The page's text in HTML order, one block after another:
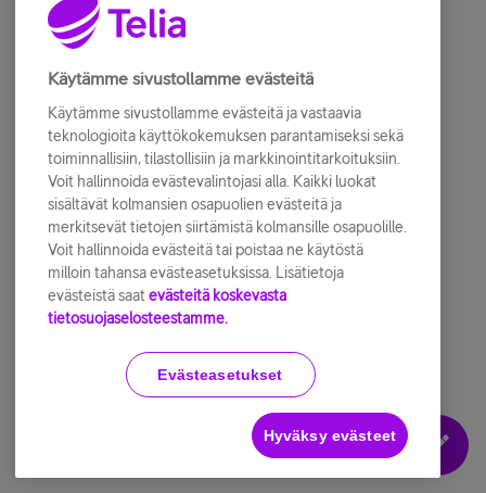
3. Kirjoita käyttäjätunnus ja salasana (salasana ei
piiloutunut ainakaan kirjoitusvaiheessa, laitettu palaute
kehittäjälle). Jos sinulla ei tunnusta, valitse rekisteröidy.
Tähän käy sama tunnus kuin sovelluksen käyttäjät sivulle.
Tähän ei kelpaa Cellmapper Wiki tunnus ja salasana.
Käytämme sivustollamme evästeitä
Käytämme sivustollamme evästeitä ja vastaavia
teknologioita käyttökokemuksen parantamiseksi sekä
toiminnallisiin, tilastollisiin ja markkinointitarkoituksiin.
Voit hallinnoida evästevalintojasi alla. Kaikki luokat
sisältävät kolmansien osapuolien evästeitä ja
merkitsevät tietojen siirtämistä kolmansille osapuolille.
Voit hallinnoida evästeitä tai poistaa ne käytöstä
milloin tahansa evästeasetuksissa. Lisätietoja
evästeistä saat evästeitä koskevasta
tietosuojaselosteestamme.
Evästeasetukset
Hyväksy evästeet